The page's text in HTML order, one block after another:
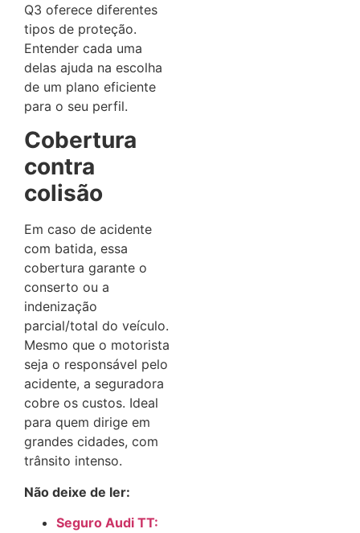
Q3 oferece diferentes
tipos de proteção.
Entender cada uma
delas ajuda na escolha
de um plano eficiente
para o seu perfil.
Cobertura
contra
colisão
Em caso de acidente
com batida, essa
cobertura garante o
conserto ou a
indenização
parcial/total do veículo.
Mesmo que o motorista
seja o responsável pelo
acidente, a seguradora
cobre os custos. Ideal
para quem dirige em
grandes cidades, com
trânsito intenso.
Não deixe de ler:
Seguro Audi TT: